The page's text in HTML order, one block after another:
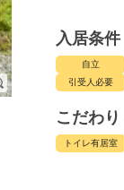
入居条件
自立
引受人必要
こだわ
トイレ有居室